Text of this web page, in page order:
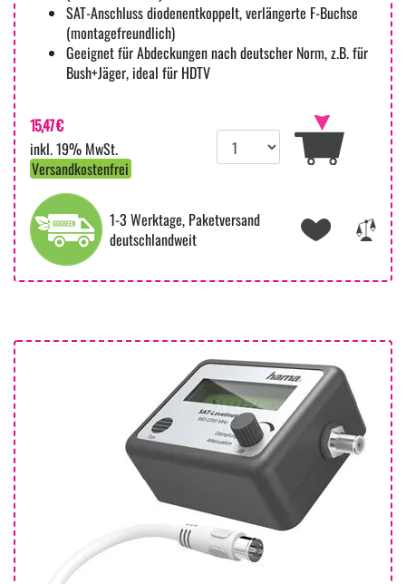
SAT-Anschluss diodenentkoppelt, verlängerte F-Buchse
(montagefreundlich)
Geeignet für Abdeckungen nach deutscher Norm, z.B. für
Bush+Jäger, ideal für HDTV
15,47 €
inkl. 19% MwSt.
Versandkostenfrei
1-3 Werktage, Paketversand
deutschlandweit